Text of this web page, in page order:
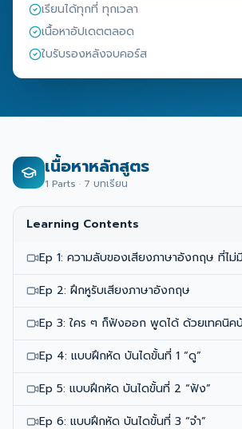
เรียนได้ทุกที่ ทุกเวลา
เนื้อหาอัปเดตตลอด
ใบรับรองหลังจบคอร์ส
เนื้อหาหลักสูตร
1 Parts · 7 บทเรียน
Learning Contents
Ep 1: ความลับของเสียงภาษาอังกฤษ ที่ไ
Ep 2: ฝึกหูรับเสียงภาษาอังกฤษ
Ep 3: ใคร ๆ ก็ฟังออก พูดได้ ด้วยเทคนิค
Ep 4: แบบฝึกหัด บันไดขั้นที่ 1 “ดู”
Ep 5: แบบฝึกหัด บันไดขั้นที่ 2 “ฟัง”
Ep 6: แบบฝึกหัด บันไดขั้นที่ 3 “จำ”